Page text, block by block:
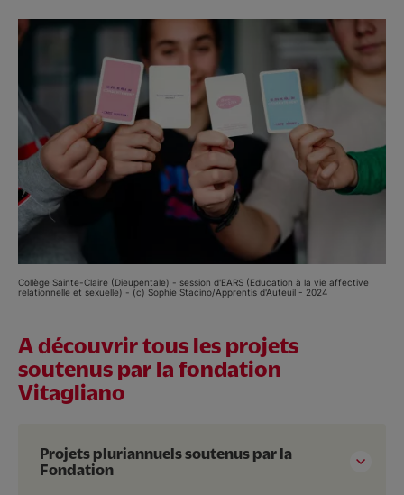
Collège Sainte-Claire (Dieupentale) - session d'EARS (Education à la vie affective
relationnelle et sexuelle) - (c) Sophie Stacino/Apprentis d'Auteuil - 2024
A découvrir tous les projets
soutenus par la fondation
Vitagliano
Projets pluriannuels soutenus par la
Fondation